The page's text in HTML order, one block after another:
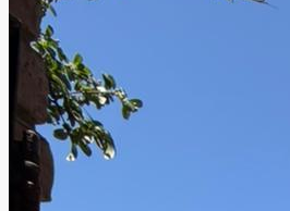
Contacto